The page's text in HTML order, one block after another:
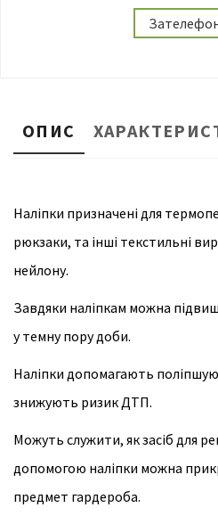
ОПИС
Наліпки призначені для
рюкзаки, та інші текстильні
нейлону.
Завдяки наліпкам можна
у темну пору доби.
Наліпки допомагають
знижують ризик ДТП.
Можуть служити, як засіб для
допомогою наліпки можна
предмет гардероба.